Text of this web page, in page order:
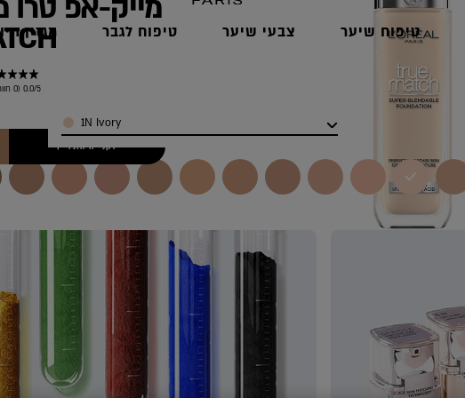
טיפוח שיער צבעי שיער טיפוח לגבר מגזין
0.0/5 (0 חוות דעת)
לקנייה אונליין
1N Ivory